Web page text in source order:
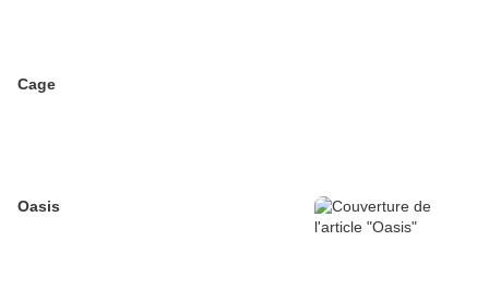
Cage
Oasis